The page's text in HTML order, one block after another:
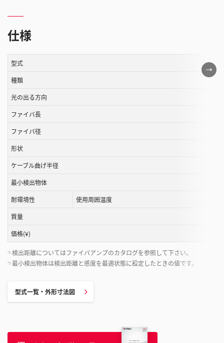
仕様
こ
の
型式
種類
光の出る方向
ファイバ長
ファイバ径
形状
ケーブル曲げ半径
最小検出物体
耐環境性
使用周囲温度
質量
価格(¥)
*1 検出距離についてはファイバアンプのカタログを参照して下さい。
*2 最小検出物体は検出距離と感度を最適状態に設定したときの値です。
型式一覧・外形寸法図